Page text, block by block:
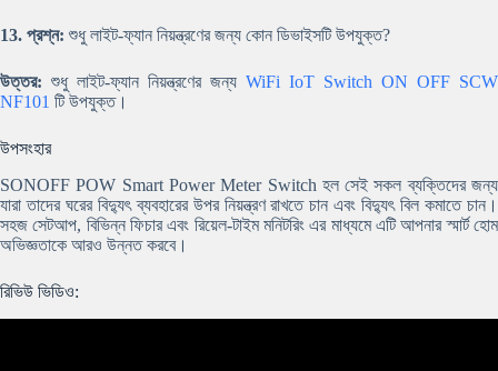
13. প্রশ্ন: শুধু লাইট-ফ্যান নিয়ন্ত্রণের জন্য কোন ডিভাইসটি উপযুক্ত?
উত্তর: শুধু লাইট-ফ্যান নিয়ন্ত্রণের জন্য WiFi IoT Switch ON OFF SCW
NF101 টি উপযুক্ত।
উপসংহার
SONOFF POW Smart Power Meter Switch হল সেই সকল ব্যক্তিদের জন্য
যারা তাদের ঘরের বিদ্যুৎ ব্যবহারের উপর নিয়ন্ত্রণ রাখতে চান এবং বিদ্যুৎ বিল কমাতে চান।
সহজ সেটআপ, বিভিন্ন ফিচার এবং রিয়েল-টাইম মনিটরিং এর মাধ্যমে এটি আপনার স্মার্ট হোম
অভিজ্ঞতাকে আরও উন্নত করবে।
রিভিউ ভিডিও: